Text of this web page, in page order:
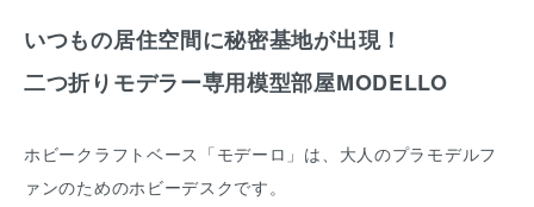
いつもの居住空間に秘密基地が出現！
二つ折りモデラー専用模型部屋MODELLO
ホビークラフトベース「モデーロ」は、大人のプラモデルフ
ァンのためのホビーデスクです。